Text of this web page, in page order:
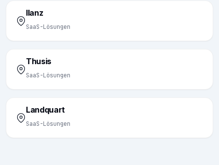
Ilanz
SaaS-Lösungen
Thusis
SaaS-Lösungen
Landquart
SaaS-Lösungen